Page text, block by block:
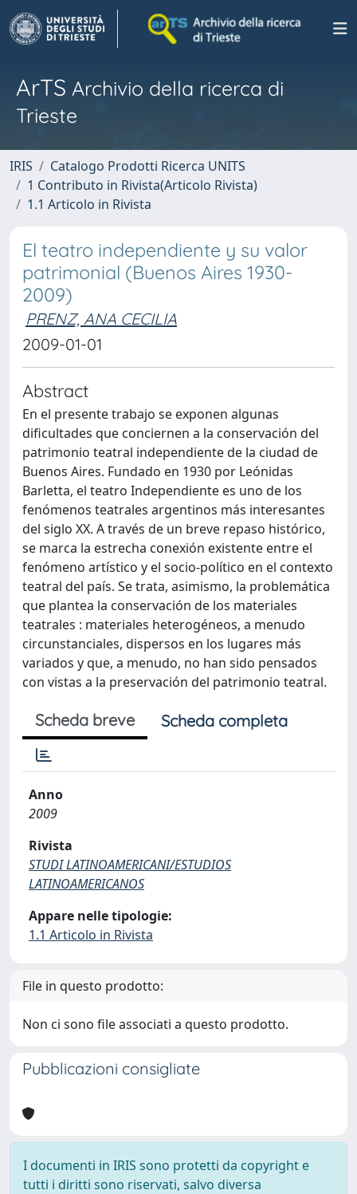
ArTS Archivio della ricerca di
Trieste
IRIS
Catalogo Prodotti Ricerca UNITS
1 Contributo in Rivista(Articolo Rivista)
1.1 Articolo in Rivista
El teatro independiente y su valor
patrimonial (Buenos Aires 1930-
2009)
PRENZ, ANA CECILIA
2009-01-01
Abstract
En el presente trabajo se exponen algunas
dificultades que conciernen a la conservación del
patrimonio teatral independiente de la ciudad de
Buenos Aires. Fundado en 1930 por Leónidas
Barletta, el teatro Independiente es uno de los
fenómenos teatrales argentinos más interesantes
del siglo XX. A través de un breve repaso histórico,
se marca la estrecha conexión existente entre el
fenómeno artístico y el socio-político en el contexto
teatral del país. Se trata, asimismo, la problemática
que plantea la conservación de los materiales
teatrales : materiales heterogéneos, a menudo
circunstanciales, dispersos en los lugares más
variados y que, a menudo, no han sido pensados
con vistas a la preservación del patrimonio teatral.
Scheda breve Scheda completa
Anno
2009
Rivista
STUDI LATINOAMERICANI/ESTUDIOS
LATINOAMERICANOS
Appare nelle tipologie:
1.1 Articolo in Rivista
File in questo prodotto:
Non ci sono file associati a questo prodotto.
Pubblicazioni consigliate
I documenti in IRIS sono protetti da copyright e
tutti i diritti sono riservati, salvo diversa